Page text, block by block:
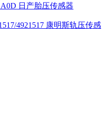
日产胎压传感器
康明斯轨压传感